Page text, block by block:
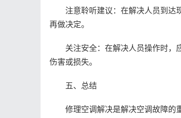
注意聆听建议：在解决人员到达现
再做决定。
关注安全：在解决人员操作时，应
伤害或损失。
五、总结
修理空调解决是解决空调故障的重